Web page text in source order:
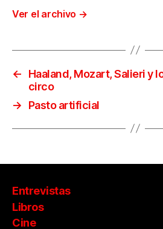
Ver el archivo →
←
Haaland, Mozart, Salieri y
circo
→
Pasto artificial
Entrevistas
Libros
Cine